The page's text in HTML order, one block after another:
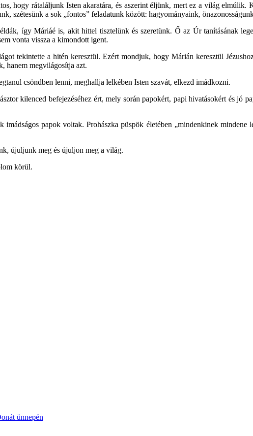
hogy rátaláljunk Isten akaratára, és aszerint éljünk, mert ez a világ elmúlik.
szétesünk a sok „fontos” feladatunk között: hagyományaink,
így Máriáé is, akit hittel tisztelünk és szeretünk. Ő az Úr tanításának
vonta vissza a kimondott igent.
tekintette a hitén keresztül. Ezért mondjuk, hogy Márián keresztül
hanem megvilágosítja azt.
csöndben lenni, meghallja lelkében Isten szavát, elkezd imádkozni.
kilenced befejezéséhez ért, mely során papokért, papi hivatásokért és jó
imádságos papok voltak. Prohászka püspök életében „mindenkinek
újuljunk meg és újuljon meg a világ.
körül.
ünnepén